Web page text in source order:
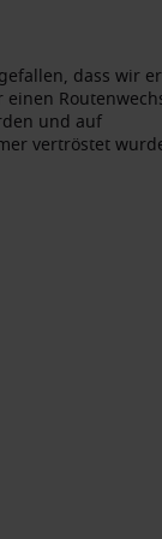
Niederlande
für
–
SENA
dass wir
und auf
vertröstet